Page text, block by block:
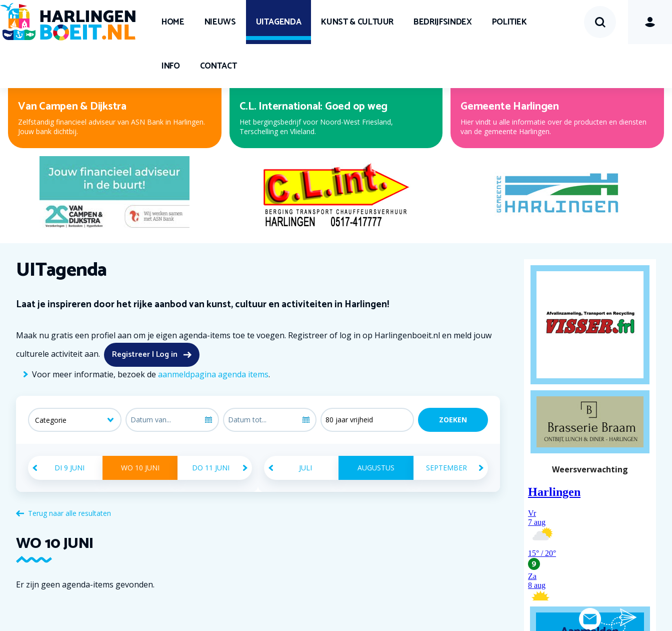
HOME NIEUWS UITAGENDA KUNST & CULTUUR BEDRIJFSINDEX POLITIEK
INFO CONTACT
Van Campen & Dijkstra
Zelfstandig financieel adviseur van ASN Bank in Harlingen.
Jouw bank dichtbij.
C.L. International: Goed op weg
Het bergingsbedrijf voor Noord-West Friesland,
Terschelling en Vlieland.
Gemeente Harlingen
Hier vindt u alle informatie over de producten en diensten
van de gemeente Harlingen.
UITagenda
Laat je inspireren door het rijke aanbod van kunst, cultuur en activiteiten in Harlingen!
Maak nu gratis een profiel aan om je eigen agenda-items toe te voegen. Registreer of log in op Harlingenboeit.nl en meld jouw
culturele activiteit aan.
Registreer | Log in
Voor meer informatie, bezoek de aanmeldpagina agenda items.
DI 9 JUNI WO 10 JUNI DO 11 JUNI JULI AUGUSTUS SEPTEMBER
Terug naar alle resultaten
WO10JUNI
Er zijn geen agenda-items gevonden.
Weersverwachting